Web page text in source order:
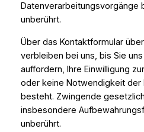
Datenverarbeitungsvorgänge
unberührt.
Über das Kontaktformular
verbleiben bei uns, bis Sie
auffordern, Ihre Einwilligung
oder keine Notwendigkeit der
besteht. Zwingende
insbesondere
unberührt.